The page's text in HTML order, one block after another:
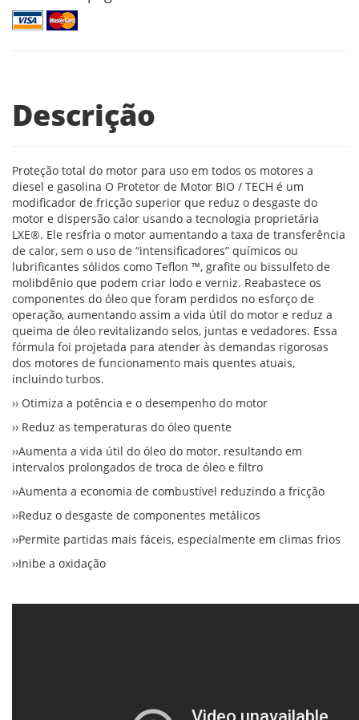
Descrição
Proteção total do motor para uso em todos os motores a
diesel e gasolina O Protetor de Motor BIO / TECH é um
modificador de fricção superior que reduz o desgaste do
motor e dispersão calor usando a tecnologia proprietária
LXE®. Ele resfria o motor aumentando a taxa de transferência
de calor, sem o uso de “intensificadores” químicos ou
lubrificantes sólidos como Teflon ™, grafite ou bissulfeto de
molibdênio que podem criar lodo e verniz. Reabastece os
componentes do óleo que foram perdidos no esforço de
operação, aumentando assim a vida útil do motor e reduz a
queima de óleo revitalizando selos, juntas e vedadores. Essa
fórmula foi projetada para atender às demandas rigorosas
dos motores de funcionamento mais quentes atuais,
incluindo turbos.
›› Otimiza a potência e o desempenho do motor
›› Reduz as temperaturas do óleo quente
››Aumenta a vida útil do óleo do motor, resultando em
intervalos prolongados de troca de óleo e filtro
››Aumenta a economia de combustível reduzindo a fricção
››Reduz o desgaste de componentes metálicos
››Permite partidas mais fáceis, especialmente em climas frios
››Inibe a oxidação